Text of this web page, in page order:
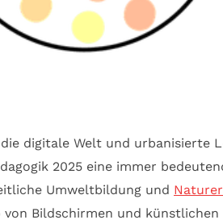
digitale Welt und urbanisierte
2025 eine immer
Umweltbildung und
von Bildschirmen und